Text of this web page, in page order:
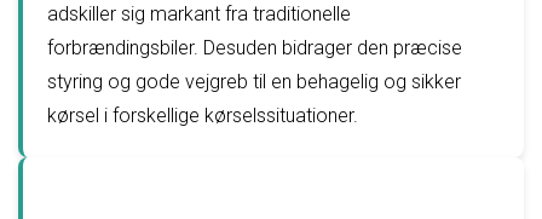
adskiller sig markant fra traditionelle
forbrændingsbiler. Desuden bidrager den præcise
styring og gode vejgreb til en behagelig og sikker
kørsel i forskellige kørselssituationer.